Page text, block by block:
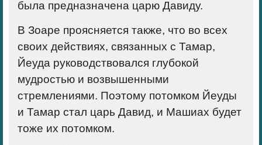
была предназначена царю Давиду.
В Зоаре проясняется также, что во всех
своих действиях, связанных с Тамар,
Йеуда руководствовался глубокой
мудростью и возвышенными
стремлениями. Поэтому потомком Йеуды
и Тамар стал царь Давид, и Машиах будет
тоже их потомком.